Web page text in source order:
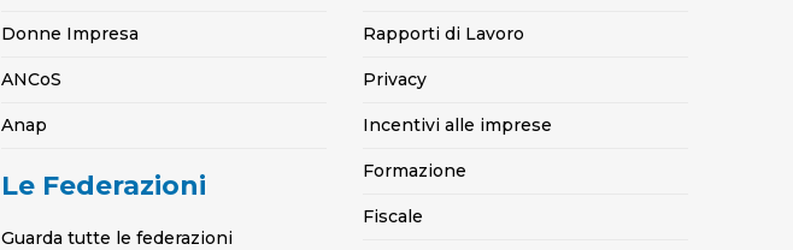
Donne Impresa
ANCoS
Anap
Le Federazioni
Guarda tutte le federazioni
Rapporti di Lavoro
Privacy
Incentivi alle imprese
Formazione
Fiscale